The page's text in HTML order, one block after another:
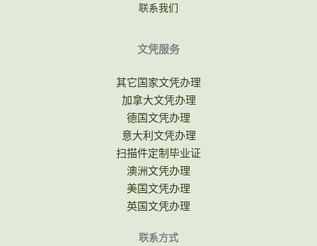
联系我们
文凭服务
其它国家文凭办理
加拿大文凭办理
德国文凭办理
意大利文凭办理
扫描件定制毕业证
澳洲文凭办理
美国文凭办理
英国文凭办理
联系方式